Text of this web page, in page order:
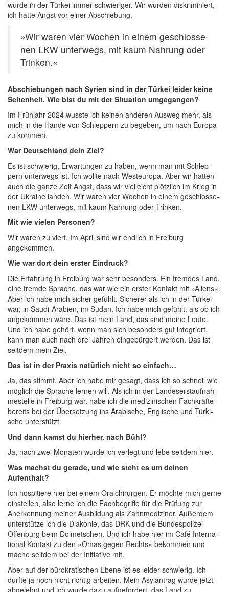
wur­de in der Tür­kei immer schwie­ri­ger. Wir wur­den dis­kri­mi­niert,
ich hat­te Angst vor einer Abschiebung.
»Wir waren vier Wochen in einem geschlos­se­
nen LKW unter­wegs, mit kaum Nah­rung oder
Trinken.«
Abschie­bun­gen nach Syri­en sind in der Tür­kei lei­der kei­ne
Sel­ten­heit. Wie bist du mit der Situa­ti­on umgegangen?
Im Früh­jahr 2024 wuss­te ich kei­nen ande­ren Aus­weg mehr, als
mich in die Hän­de von Schlep­pern zu bege­ben, um nach Euro­pa
zu kommen.
War Deutsch­land dein Ziel?
Es ist schwie­rig, Erwar­tun­gen zu haben, wenn man mit Schlep­
pern unter­wegs ist. Ich woll­te nach West­eu­ro­pa. Aber wir hat­ten
auch die gan­ze Zeit Angst, dass wir viel­leicht plötz­lich im Krieg in
der Ukrai­ne lan­den. Wir waren vier Wochen in einem geschlos­se­
nen LKW unter­wegs, mit kaum Nah­rung oder Trinken.
Mit wie vie­len Personen?
Wir waren zu viert. Im April sind wir end­lich in Frei­burg
angekommen.
Wie war dort dein ers­ter Eindruck?
Die Erfah­rung in Frei­burg war sehr beson­ders. Ein frem­des Land,
eine frem­de Spra­che, das war wie ein ers­ter Kon­takt mit »Ali­ens«.
Aber ich habe mich sicher gefühlt. Siche­rer als ich in der Tür­kei
war, in Sau­di-Ara­bi­en, im Sudan. Ich habe mich gefühlt, als ob ich
ange­kom­men wäre. Das ist mein Land, das sind mei­ne Leu­te.
Und ich habe gehört, wenn man sich beson­ders gut inte­griert,
kann man auch nach drei Jah­ren ein­ge­bür­gert wer­den. Das ist
seit­dem mein Ziel.
Das ist in der Pra­xis natür­lich nicht so einfach…
Ja, das stimmt. Aber ich habe mir gesagt, dass ich so schnell wie
mög­lich die Spra­che ler­nen will. Als ich in der Lan­des­erst­auf­nah­
me­stel­le in Frei­burg war, habe ich die medi­zi­ni­schen Fach­kräf­te
bereits bei der Über­set­zung ins Ara­bi­sche, Eng­li­sche und Tür­ki­
sche unterstützt.
Und dann kamst du hier­her, nach Bühl?
Ja, nach zwei Mona­ten wur­de ich ver­legt und lebe seit­dem hier.
Was machst du gera­de, und wie steht es um dei­nen
Aufenthalt?
Ich hos­pi­tie­re hier bei einem Oral­chir­ur­gen. Er möch­te mich ger­ne
ein­stel­len, also ler­ne ich die Fach­be­grif­fe für die Prü­fung zur
Aner­ken­nung mei­ner Aus­bil­dung als Zahn­me­di­zi­ner. Außer­dem
unter­stüt­ze ich die Dia­ko­nie, das DRK und die Bun­des­po­li­zei
Offen­burg beim Dol­met­schen. Und ich habe hier im Café Inter­na­
tio­nal Kon­takt zu den »Omas gegen Rechts« bekom­men und
mache seit­dem bei der Initia­ti­ve mit.
Aber auf der büro­kra­ti­schen Ebe­ne ist es lei­der schwie­rig. Ich
durf­te ja noch nicht rich­tig arbei­ten. Mein Asyl­an­trag wur­de jetzt